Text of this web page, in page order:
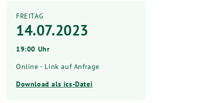
FREITAG
14.07.2023
19:00 Uhr
Online - Link auf Anfrage
Download als ics-Datei